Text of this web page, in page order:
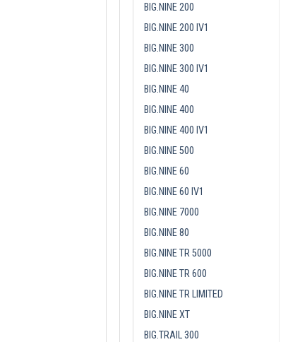
BIG.NINE 200
BIG.NINE 200 IV1
BIG.NINE 300
BIG.NINE 300 IV1
BIG.NINE 40
BIG.NINE 400
BIG.NINE 400 IV1
BIG.NINE 500
BIG.NINE 60
BIG.NINE 60 IV1
BIG.NINE 7000
BIG.NINE 80
BIG.NINE TR 5000
BIG.NINE TR 600
BIG.NINE TR LIMITED
BIG.NINE XT
BIG.TRAIL 300